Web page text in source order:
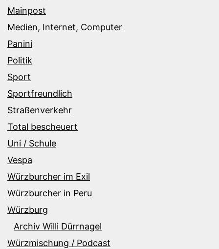
Mainpost
Medien, Internet, Computer
Panini
Politik
Sport
Sportfreundlich
Straßenverkehr
Total bescheuert
Uni / Schule
Vespa
Würzburcher im Exil
Würzburcher in Peru
Würzburg
Archiv Willi Dürrnagel
Würzmischung / Podcast